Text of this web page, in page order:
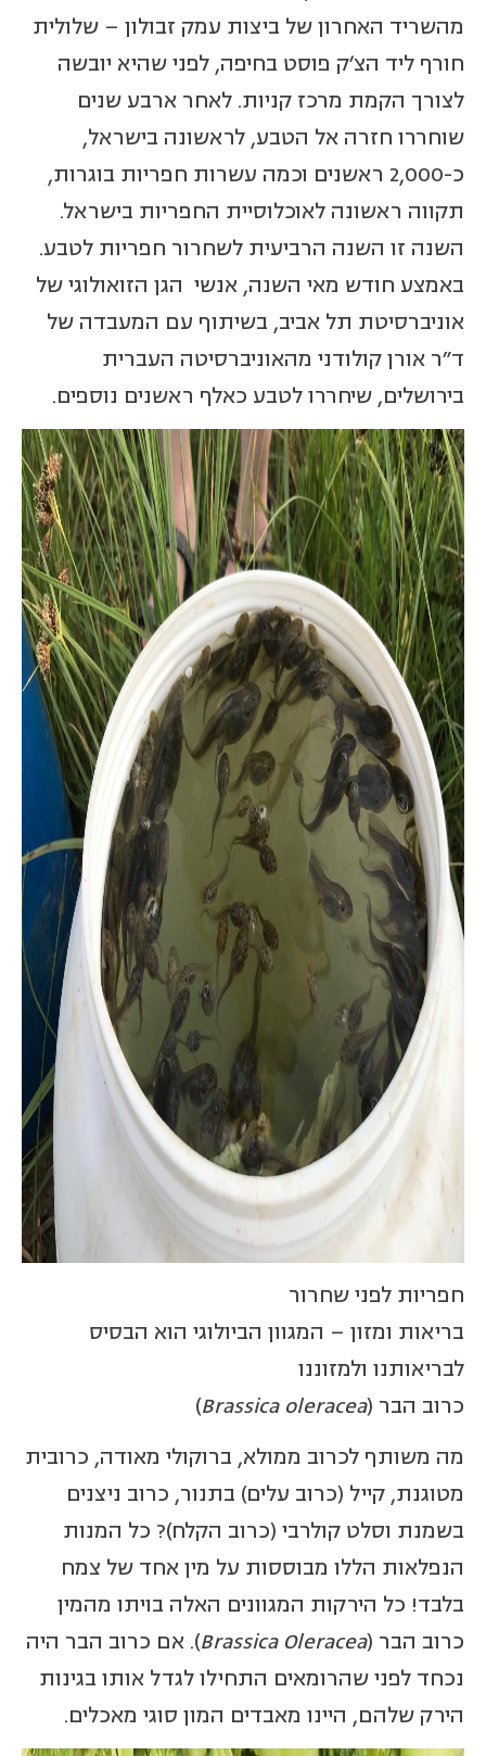
מהשריד האחרון של ביצות עמק זבולון – שלולית
חורף ליד הצ'ק פוסט בחיפה, לפני שהיא יובשה
לצורך הקמת מרכז קניות. לאחר ארבע שנים
שוחררו חזרה אל הטבע, לראשונה בישראל,
כ-2,000 ראשנים וכמה עשרות חפריות בוגרות,
תקווה ראשונה לאוכלוסיית החפריות בישראל.
השנה זו השנה הרביעית לשחרור חפריות לטבע.
באמצע חודש מאי השנה, אנשי הגן הזואולוגי של
אוניברסיטת תל אביב, בשיתוף עם המעבדה של
ד"ר אורן קולודני מהאוניברסיטה העברית
בירושלים, שיחררו לטבע כאלף ראשנים נוספים.
חפריות לפני שחרור
בריאות ומזון – המגוון הביולוגי הוא הבסיס
לבריאותנו ולמזוננו
כרוב הבר (Brassica oleracea
)
מה משותף לכרוב ממולא, ברוקולי מאודה, כרובית
מטוגנת, קייל (כרוב עלים) בתנור, כרוב ניצנים
בשמנת וסלט קולרבי (כרוב הקלח)? כל המנות
הנפלאות הללו מבוססות על מין אחד של צמח
בלבד! כל הירקות המגוונים האלה בויתו מהמין
כרוב הבר (Brassica Oleracea). אם כרוב הבר היה
נכחד לפני שהרומאים התחילו לגדל אותו בגינות
הירק שלהם, היינו מאבדים המון סוגי מאכלים.